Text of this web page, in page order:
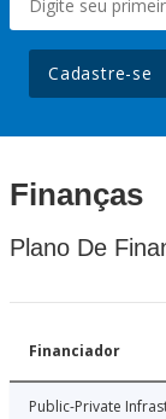
Cadastre-se
Finanças
Plano De
Financiador
Public-Private